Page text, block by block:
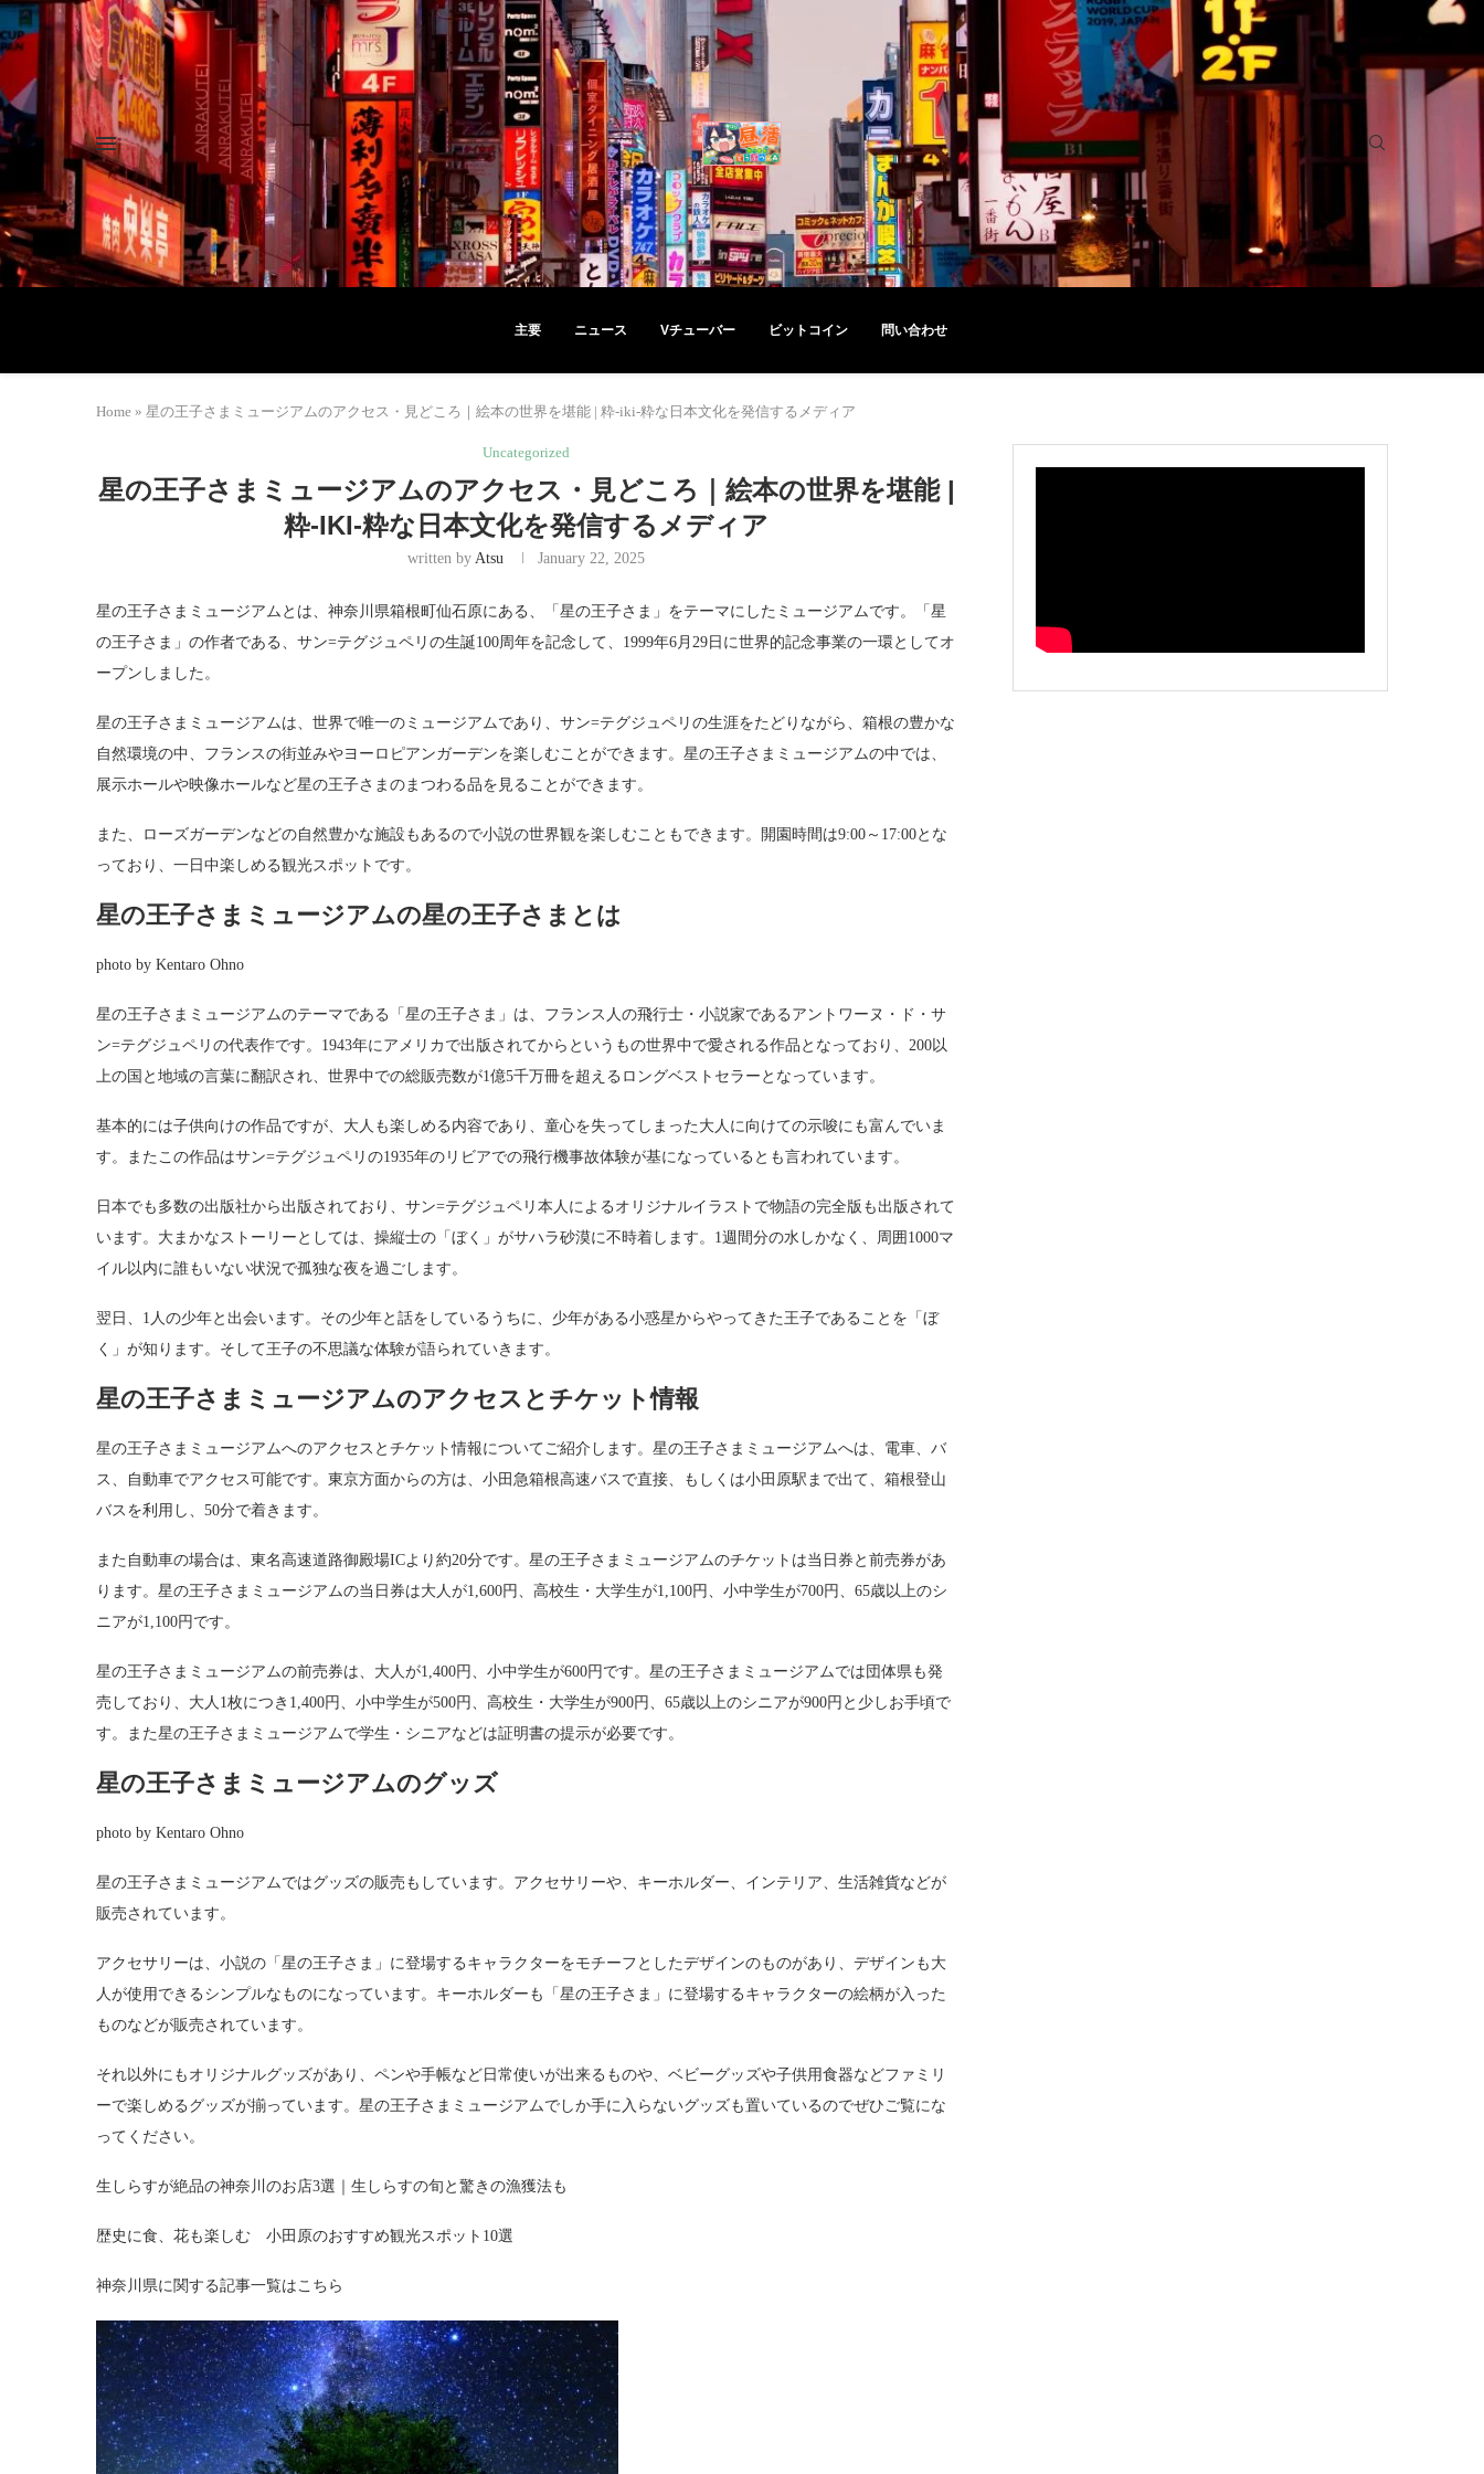
主要 ニュース Vチューバー ビットコイン 問い合わせ
Home » 星の王子さまミュージアムのアクセス・見どころ｜絵本の世界を堪能 | 粋-iki-粋な日本文化を発信するメディア
Uncategorized
星の王子さまミュージアムのアクセス・見どころ｜絵本の世界を堪能 |
粋-IKI-粋な日本文化を発信するメディア
written by Atsu January 22, 2025
星の王子さまミュージアムとは、神奈川県箱根町仙石原にある、「星の王子さま」をテーマにしたミュージアムです。「星
の王子さま」の作者である、サン=テグジュペリの生誕100周年を記念して、1999年6月29日に世界的記念事業の一環としてオ
ープンしました。
星の王子さまミュージアムは、世界で唯一のミュージアムであり、サン=テグジュペリの生涯をたどりながら、箱根の豊かな
自然環境の中、フランスの街並みやヨーロピアンガーデンを楽しむことができます。星の王子さまミュージアムの中では、
展示ホールや映像ホールなど星の王子さまのまつわる品を見ることができます。
また、ローズガーデンなどの自然豊かな施設もあるので小説の世界観を楽しむこともできます。開園時間は9:00～17:00とな
っており、一日中楽しめる観光スポットです。
星の王子さまミュージアムの星の王子さまとは
photo by Kentaro Ohno
星の王子さまミュージアムのテーマである「星の王子さま」は、フランス人の飛行士・小説家であるアントワーヌ・ド・サ
ン=テグジュペリの代表作です。1943年にアメリカで出版されてからというもの世界中で愛される作品となっており、200以
上の国と地域の言葉に翻訳され、世界中での総販売数が1億5千万冊を超えるロングベストセラーとなっています。
基本的には子供向けの作品ですが、大人も楽しめる内容であり、童心を失ってしまった大人に向けての示唆にも富んでいま
す。またこの作品はサン=テグジュペリの1935年のリビアでの飛行機事故体験が基になっているとも言われています。
日本でも多数の出版社から出版されており、サン=テグジュペリ本人によるオリジナルイラストで物語の完全版も出版されて
います。大まかなストーリーとしては、操縦士の「ぼく」がサハラ砂漠に不時着します。1週間分の水しかなく、周囲1000マ
イル以内に誰もいない状況で孤独な夜を過ごします。
翌日、1人の少年と出会います。その少年と話をしているうちに、少年がある小惑星からやってきた王子であることを「ぼ
く」が知ります。そして王子の不思議な体験が語られていきます。
星の王子さまミュージアムのアクセスとチケット情報
星の王子さまミュージアムへのアクセスとチケット情報についてご紹介します。星の王子さまミュージアムへは、電車、バ
ス、自動車でアクセス可能です。東京方面からの方は、小田急箱根高速バスで直接、もしくは小田原駅まで出て、箱根登山
バスを利用し、50分で着きます。
また自動車の場合は、東名高速道路御殿場ICより約20分です。星の王子さまミュージアムのチケットは当日券と前売券があ
ります。星の王子さまミュージアムの当日券は大人が1,600円、高校生・大学生が1,100円、小中学生が700円、65歳以上のシ
ニアが1,100円です。
星の王子さまミュージアムの前売券は、大人が1,400円、小中学生が600円です。星の王子さまミュージアムでは団体県も発
売しており、大人1枚につき1,400円、小中学生が500円、高校生・大学生が900円、65歳以上のシニアが900円と少しお手頃で
す。また星の王子さまミュージアムで学生・シニアなどは証明書の提示が必要です。
星の王子さまミュージアムのグッズ
photo by Kentaro Ohno
星の王子さまミュージアムではグッズの販売もしています。アクセサリーや、キーホルダー、インテリア、生活雑貨などが
販売されています。
アクセサリーは、小説の「星の王子さま」に登場するキャラクターをモチーフとしたデザインのものがあり、デザインも大
人が使用できるシンプルなものになっています。キーホルダーも「星の王子さま」に登場するキャラクターの絵柄が入った
ものなどが販売されています。
それ以外にもオリジナルグッズがあり、ペンや手帳など日常使いが出来るものや、ベビーグッズや子供用食器などファミリ
ーで楽しめるグッズが揃っています。星の王子さまミュージアムでしか手に入らないグッズも置いているのでぜひご覧にな
ってください。
生しらすが絶品の神奈川のお店3選｜生しらすの旬と驚きの漁獲法も
歴史に食、花も楽しむ 小田原のおすすめ観光スポット10選
神奈川県に関する記事一覧はこちら